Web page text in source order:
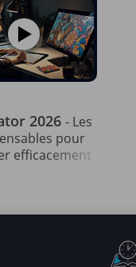
2026 - Les
pour
efficacement